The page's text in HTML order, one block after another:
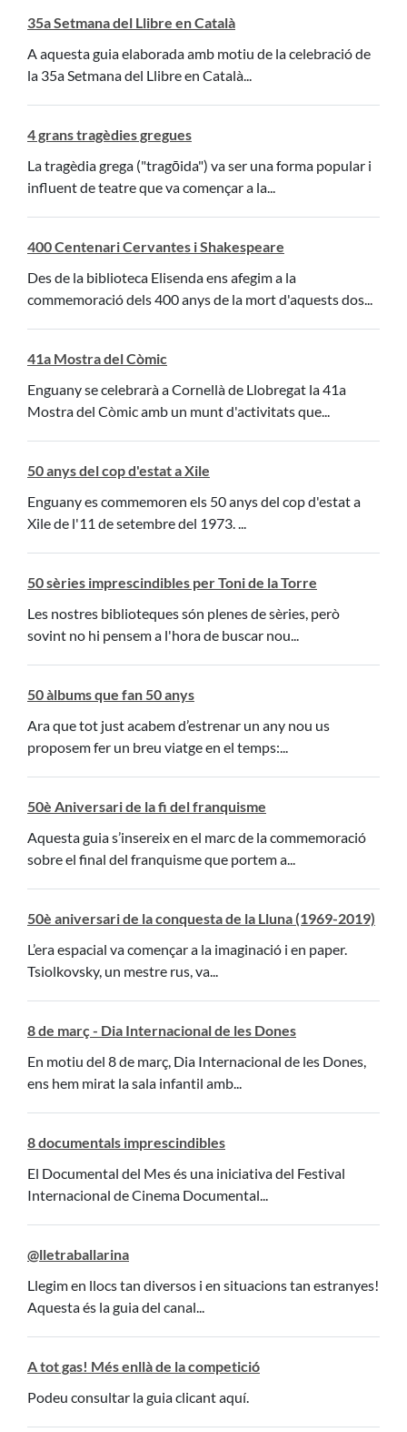
35a Setmana del Llibre en Català
A aquesta guia elaborada amb motiu de la celebració de
la 35a Setmana del Llibre en Català...
4 grans tragèdies gregues
La tragèdia grega ("tragōida") va ser una forma popular i
influent de teatre que va començar a la...
400 Centenari Cervantes i Shakespeare
Des de la biblioteca Elisenda ens afegim a la
commemoració dels 400 anys de la mort d'aquests dos...
41a Mostra del Còmic
Enguany se celebrarà a Cornellà de Llobregat la 41a
Mostra del Còmic amb un munt d'activitats que...
50 anys del cop d'estat a Xile
Enguany es commemoren els 50 anys del cop d'estat a
Xile de l'11 de setembre del 1973. ...
50 sèries imprescindibles per Toni de la Torre
Les nostres biblioteques són plenes de sèries, però
sovint no hi pensem a l'hora de buscar nou...
50 àlbums que fan 50 anys
Ara que tot just acabem d’estrenar un any nou us
proposem fer un breu viatge en el temps:...
50è Aniversari de la fi del franquisme
Aquesta guia s’insereix en el marc de la commemoració
sobre el final del franquisme que portem a...
50è aniversari de la conquesta de la Lluna (1969-2019)
L’era espacial va començar a la imaginació i en paper.
Tsiolkovsky, un mestre rus, va...
8 de març - Dia Internacional de les Dones
En motiu del 8 de març, Dia Internacional de les Dones,
ens hem mirat la sala infantil amb...
8 documentals imprescindibles
El Documental del Mes és una iniciativa del Festival
Internacional de Cinema Documental...
@lletraballarina
Llegim en llocs tan diversos i en situacions tan estranyes!
Aquesta és la guia del canal...
A tot gas! Més enllà de la competició
Podeu consultar la guia clicant aquí.